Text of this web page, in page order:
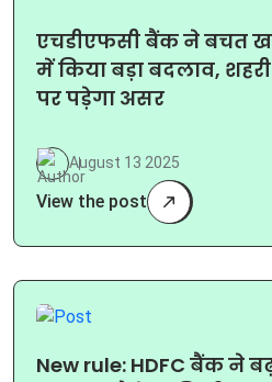
एचडीएफसी बैंक ने बचत
में किया बड़ा बदलाव,
पर पड़ेगा असर
August 13 2025
View the post
New rule: HDFC बैंक ने